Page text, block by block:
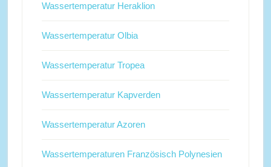
Wassertemperatur Heraklion
Wassertemperatur Olbia
Wassertemperatur Tropea
Wassertemperatur Kapverden
Wassertemperatur Azoren
Wassertemperaturen Französisch Polynesien